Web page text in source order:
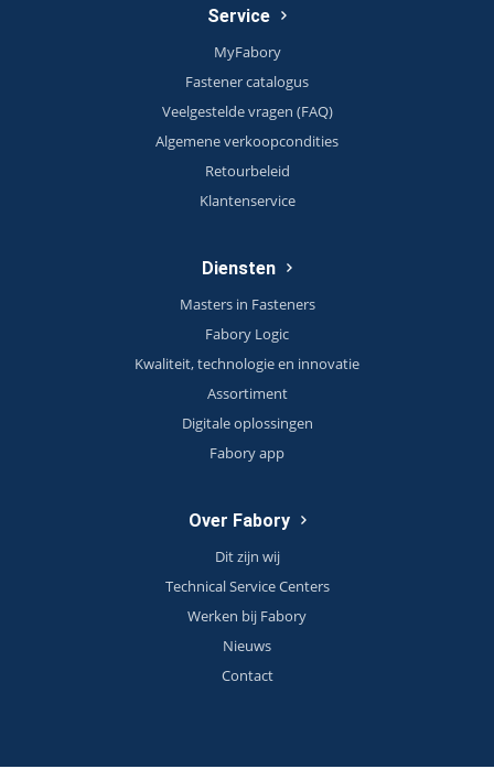
Service
MyFabory
Fastener catalogus
Veelgestelde vragen (FAQ)
Algemene verkoopcondities
Retourbeleid
Klantenservice
Diensten
Masters in Fasteners
Fabory Logic
Kwaliteit, technologie en innovatie
Assortiment
Digitale oplossingen
Fabory app
Over Fabory
Dit zijn wij
Technical Service Centers
Werken bij Fabory
Nieuws
Contact